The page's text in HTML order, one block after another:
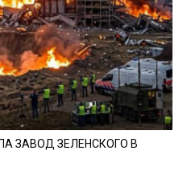
ЗАВОД ЗЕЛЕНСКОГО В